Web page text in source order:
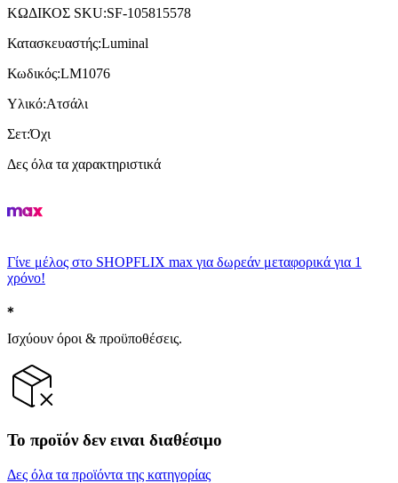
ΚΩΔΙΚΟΣ SKU:SF-105815578
Κατασκευαστής:Luminal
Κωδικός:LM1076
Υλικό:Ατσάλι
Σετ:Όχι
Δες όλα τα χαρακτηριστικά
Γίνε μέλος στο SHOPFLIX max για δωρεάν μεταφορικά για 1
χρόνο!
Ισχύουν όροι & προϋποθέσεις.
Το προϊόν δεν ειναι διαθέσιμο
Δες όλα τα προϊόντα της κατηγορίας